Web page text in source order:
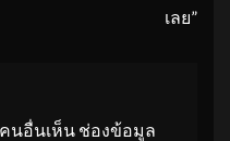
เลย”
นอื่นเห็น ช่องข้อมูล